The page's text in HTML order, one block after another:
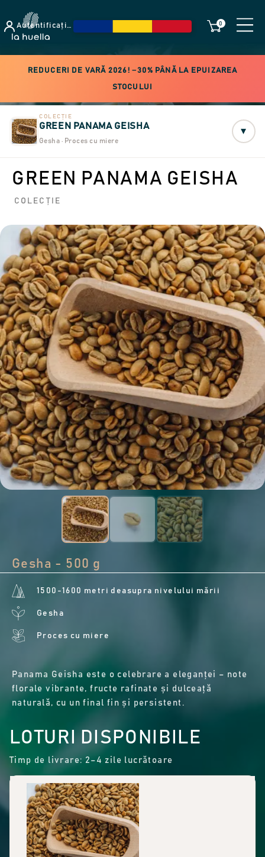
Autentificați-vă 0
REDUCERI DE VARĂ 2026! −30% PÂNĂ LA EPUIZAREA
STOCULUI
COLECȚIE
GREEN PANAMA GEISHA
Gesha · Proces cu miere
▾
GREEN PANAMA GEISHA
COLECȚIE
Gesha - 500 g
1500-1600 metri deasupra nivelului mării
Gesha
Proces cu miere
Panama Geisha este o celebrare a eleganței – note
florale vibrante, fructe rafinate și dulceață
naturală, cu un final fin și persistent.
LOTURI DISPONIBILE
Timp de livrare: 2–4 zile lucrătoare